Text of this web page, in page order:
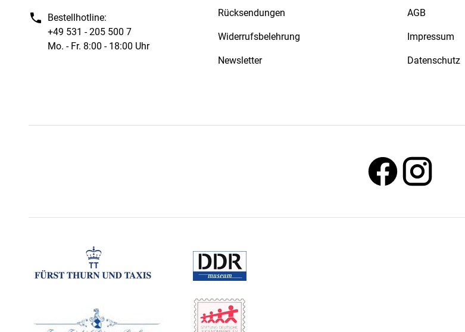
Bestellhotline:
+49 531 - 205 500 7
Mo. - Fr. 8:00 - 18:00 Uhr
Rücksendungen
Widerrufsbelehrung
Newsletter
AGB
Impressum
Datenschutz